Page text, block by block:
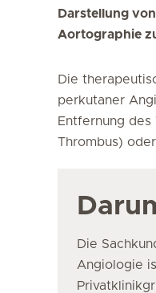
Darstellung
Aortographie
Die
perkutaner
Entfernung
Thrombus)
Die
Angiologie